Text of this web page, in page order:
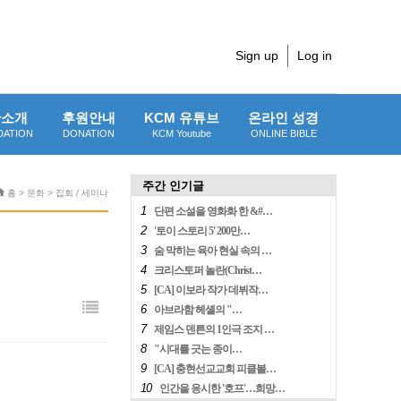
Sign up Log in
개 후원안내
DONATION
KCM 유튜브
KCM Youtube
온라인 성경
ONLINE BIBLE
홈 > 문화 > 집회 / 세미나
주간 인기글
1
단편 소설을 영화화 한 &#…
2 '토이 스토리 5' 200만…
3 숨 막히는 육아 현실 속의 …
4 크리스토퍼 놀란(Christ…
5 [CA] 이보라 작가 데뷔작…
6 아브라함 헤셸의 "…
7 제임스 덴튼의 1인극 조지 …
8 "시대를 긋는 종이…
9 [CA] 충현선교교회 피클볼…
10 인간을 응시한 '호프'…희망…